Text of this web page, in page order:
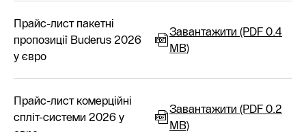
Прайс-лист пакетні
пропозиції Buderus 2026
у євро
Завантажити (PDF 0.4
MB)
Прайс-лист комерційні
спліт-системи 2026 у
Завантажити (PDF 0.2
MB)